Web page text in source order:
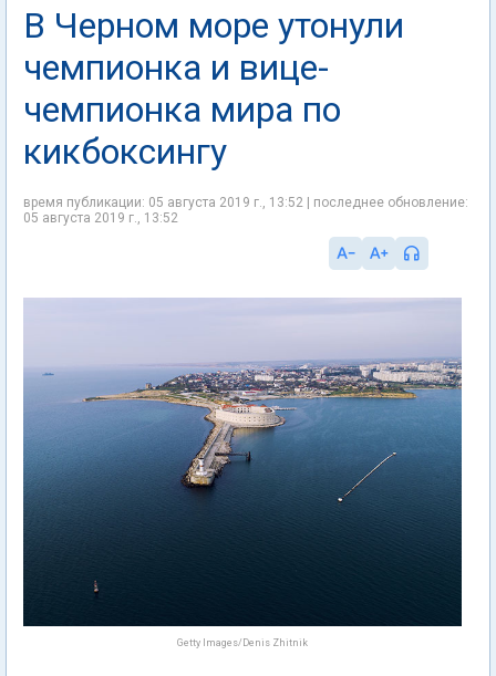
В Черном море утонули
чемпионка и вице-
чемпионка мира по
кикбоксингу
время публикации: 05 августа 2019 г., 13:52 | последнее обновление:
05 августа 2019 г., 13:52
Getty Images/Denis Zhitnik